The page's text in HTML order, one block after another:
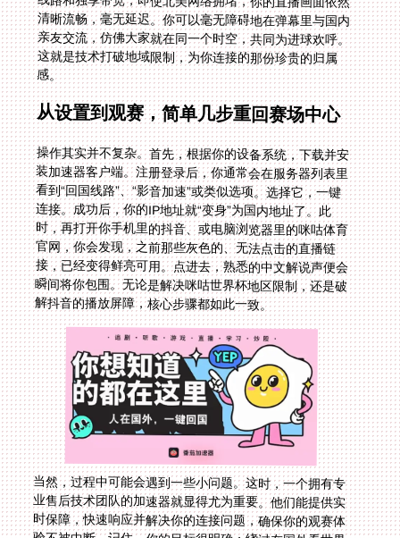
感。
从设置到观赛，简单几步重回赛场中心
操作其实并不复杂。首先，根据你的设备系统，下载并安
装加速器客户端。注册登录后，你通常会在服务器列表里
看到“回国线路”、“影音加速”或类似选项。选择它，一键
连接。成功后，你的IP地址就“变身”为国内地址了。此
时，再打开你手机里的抖音、或电脑浏览器里的咪咕体育
官网，你会发现，之前那些灰色的、无法点击的直播链
接，已经变得鲜亮可用。点进去，熟悉的中文解说声便会
瞬间将你包围。无论是解决咪咕世界杯地区限制，还是破
解抖音的播放屏障，核心步骤都如此一致。
当然，过程中可能会遇到一些小问题。这时，一个拥有专
业售后技术团队的加速器就显得尤为重要。他们能提供实
时保障，快速响应并解决你的连接问题，确保你的观赛体
验不被中断。记住，你的目标很明确：绕过在国外看世界
杯中文解说海外无法观看的障碍。选择正确的工具，做好
简单的设置，那道横亘在你与家乡赛事之间的数字鸿沟，
便能轻松跨越。下一次哨声响起时，希望你已经身处最熟